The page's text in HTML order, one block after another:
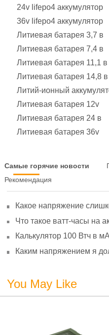
24v lifepo4 аккумулятор
36v lifepo4 аккумулятор
Литиевая батарея 3,7 в
Литиевая батарея 7,4 в
Литиевая батарея 11,1 в
Литиевая батарея 14,8 в
Литий-ионный
Литиевая батарея 12v
Литиевая батарея 24 в
Литиевая батарея 36v
Самые горячие новости
Рекомендация
Какое напряжение
старение
Что такое ватт-часы на
Калькулятор 100 Втч в
Каким напряжением я
You May Like